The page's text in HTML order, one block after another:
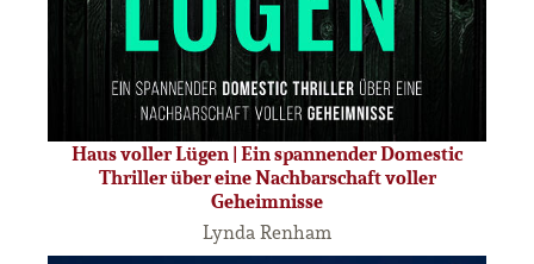
Haus voller Lügen | Ein spannender Domestic
Thriller über eine Nachbarschaft voller
Geheimnisse
Lynda Renham